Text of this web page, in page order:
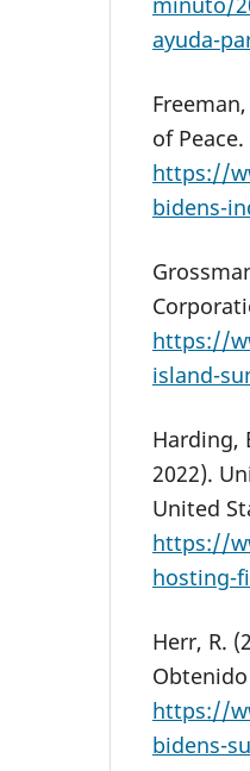
ayuda-
of
https://
bidens-
https://
island-
Harding,
2022).
United
https://
hosting-
Herr, R.
https://
bidens-